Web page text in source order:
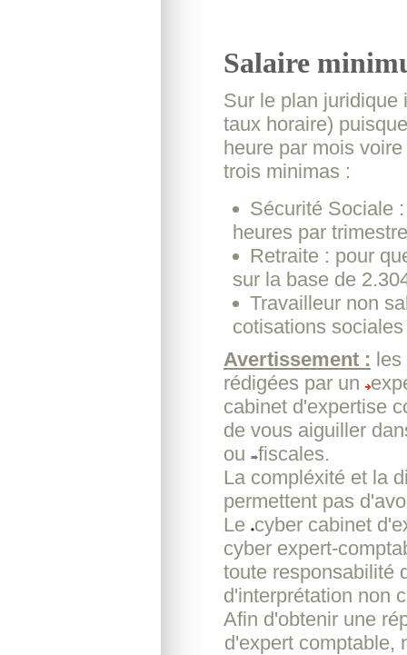
Salaire
Sur le plan juridique
taux horaire)
heure par mois
trois minimas :
Sécurité Sociale
heures par trimestre
Retraite : pour
sur la base de
Travailleur non
cotisations sociales
Avertissement : les
rédigées par un
cabinet d'expertise
de vous aiguiller
ou fiscales.
La compléxité et la
permettent pas
Le cyber cabinet
cyber expert-
toute responsabilité
d'interprétation non
Afin d'obtenir une
d'expert comptable,